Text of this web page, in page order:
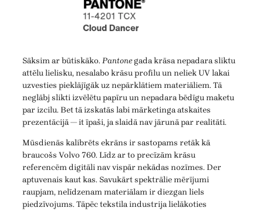
Sāksim ar būtiskāko. Pantonegada krāsa nepadara sliktu
attēlu lielisku, nesalabo krāsu profilu un neliek UV lakai
uzvesties pieklājīgāk uz nepārklātiem materiāliem. Tā
neglābj slikti izvēlētu papīru un nepadara bēdīgu maketu
par izcilu. Bet tā izskatās labi mārketinga atskaites
prezentācijā — it īpaši, ja slaidā nav jārunā par realitāti.
Mūsdienās kalibrēts ekrāns ir sastopams retāk kā
braucošs Volvo 760. Līdz ar to precīzām krāsu
referencēm digitāli nav vispār nekādas nozīmes. Der
aptuvenais kaut kas. Savukārt spektrālie mērījumi
raupjam, nelīdzenam materiālam ir diezgan liels
piedzīvojums. Tāpēc tekstila industrija lielākoties